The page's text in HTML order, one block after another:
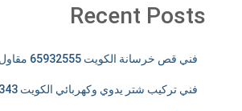
Recent Posts
فني قص خرسانة الكويت 65932555 مقاول قص وفتح كور